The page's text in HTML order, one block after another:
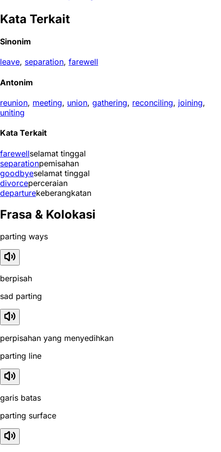
Kata Terkait
Sinonim
leave, separation, farewell
Antonim
reunion, meeting, union, gathering, reconciling, joining,
uniting
Kata Terkait
farewellselamat tinggal
separationpemisahan
goodbyeselamat tinggal
divorceperceraian
departurekeberangkatan
Frasa & Kolokasi
parting ways
berpisah
sad parting
perpisahan yang menyedihkan
parting line
garis batas
parting surface